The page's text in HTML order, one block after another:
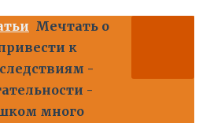
Мечтать о
к
-
-
много